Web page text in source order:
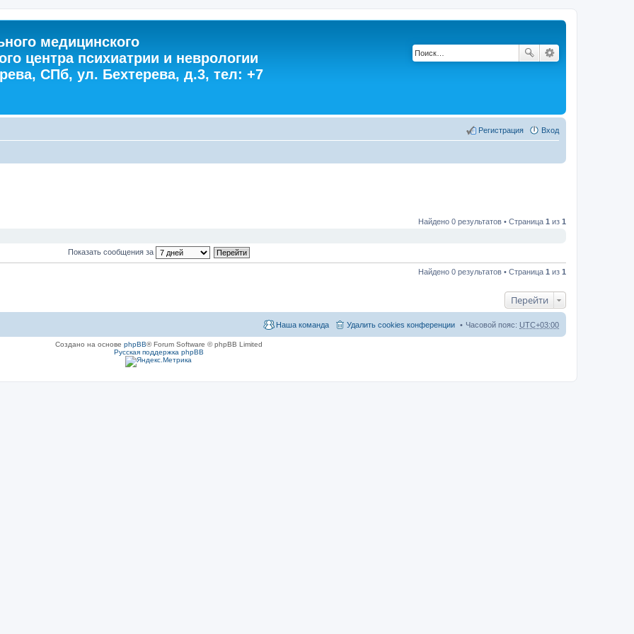
медицинского
центра психиатрии и неврологии
СПб, ул. Бехтерева, д.3, тел: +7
Вход
Регистрация
Найдено 0 результатов • Страница 1 из 1
Показать сообщения за
Найдено 0 результатов • Страница 1 из 1
Перейти
Часовой пояс: UTC+03:00
Удалить cookies конференции
Наша команда
Создано на основе phpBB® Forum Software © phpBB Limited
Русская поддержка phpBB